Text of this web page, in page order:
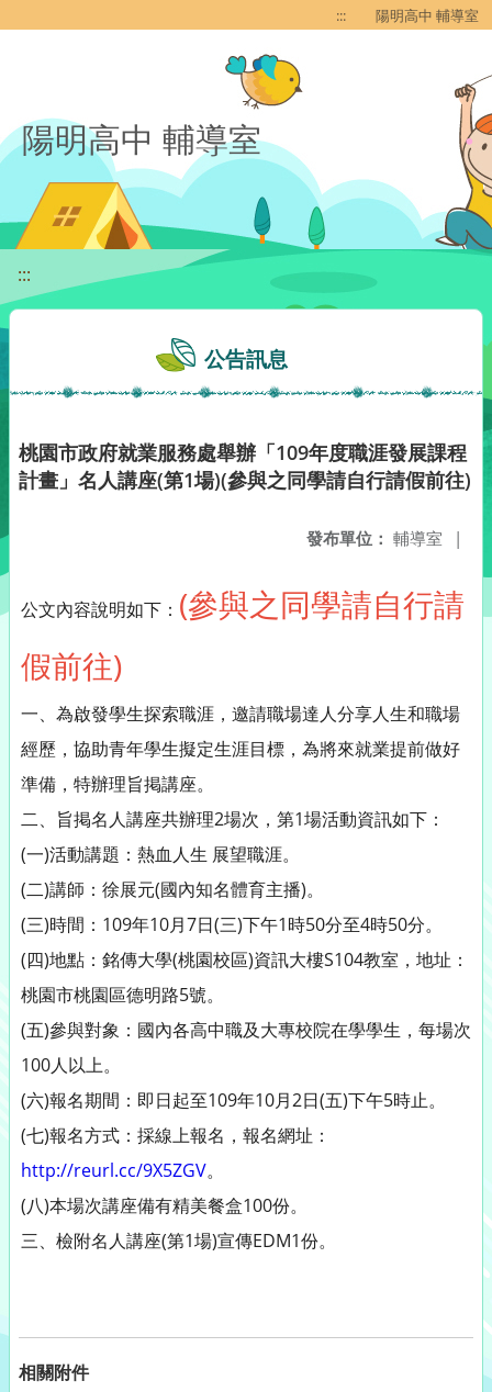
::: 陽明高中 輔導室
陽明高中 輔導室
:::
公告訊息
桃園市政府就業服務處舉辦「109年度職涯發展課程
計畫」名人講座(第1場)(參與之同學請自行請假前往)
發布單位： 輔導室 |
公文內容說明如下： (參與之同學請自行請
假前往)
一、為啟發學生探索職涯，邀請職場達人分享人生和職場
經歷，協助青年學生擬定生涯目標，為將來就業提前做好
準備，特辦理旨掲講座。
二、旨掲名人講座共辦理2場次，第1場活動資訊如下：
(一)活動講題：熱血人生 展望職涯。
(二)講師：徐展元(國內知名體育主播)。
(三)時間：109年10月7日(三)下午1時50分至4時50分。
(四)地點：銘傳大學(桃園校區)資訊大樓S104教室，地址：
桃園市桃園區德明路5號。
(五)參與對象：國內各高中職及大專校院在學學生，每場次
100人以上。
(六)報名期間：即日起至109年10月2日(五)下午5時止。
(七)報名方式：採線上報名，報名網址：
http://reurl.cc/9X5ZGV。
(八)本場次講座備有精美餐盒100份。
三、檢附名人講座(第1場)宣傳EDM1份。
相關附件